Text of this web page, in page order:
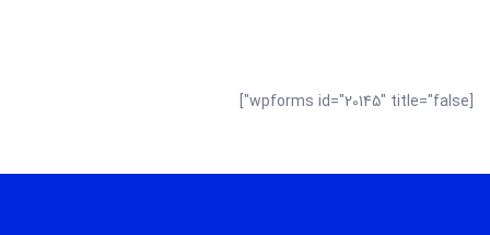
[wpforms id="20145" title="false"]